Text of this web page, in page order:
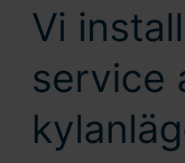
Vi
service